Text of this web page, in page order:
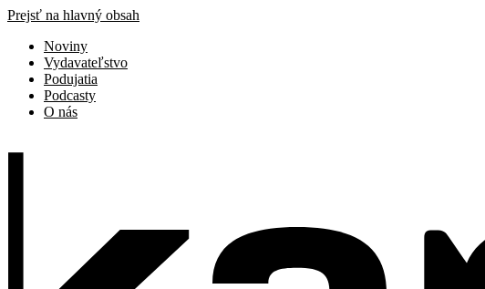
Prejsť na hlavný obsah
Noviny
Vydavateľstvo
Podujatia
Podcasty
O nás